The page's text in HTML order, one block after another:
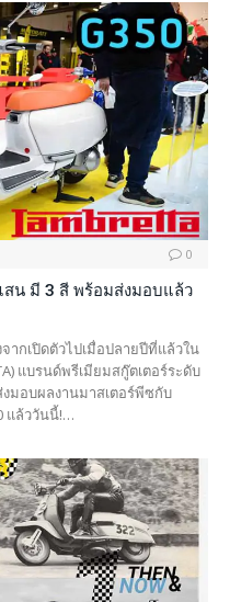
0
น มี 3 สี พร้อมส่งมอบแล้ว
ากเปิดตัวไปเมื่อปลายปีที่แล้วใน
แบรนด์พรีเมียมสกู๊ตเตอร์ระดับ
งมอบผลงานมาสเตอร์พีซกับ
แล้ววันนี้!…